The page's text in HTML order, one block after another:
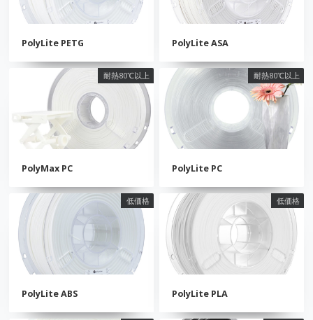
PolyLite PETG PolyLite ASA
PolyMax PC
耐熱80℃以上
PolyLite PC
耐熱80℃以上
PolyLite ABS
低価格
PolyLite PLA
低価格